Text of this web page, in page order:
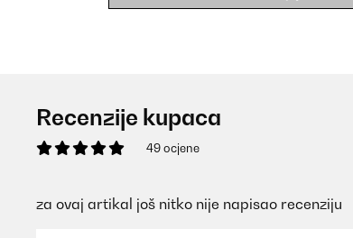
Recenzije kupaca
49 ocjene
za ovaj artikal još nitko nije napisao recenziju